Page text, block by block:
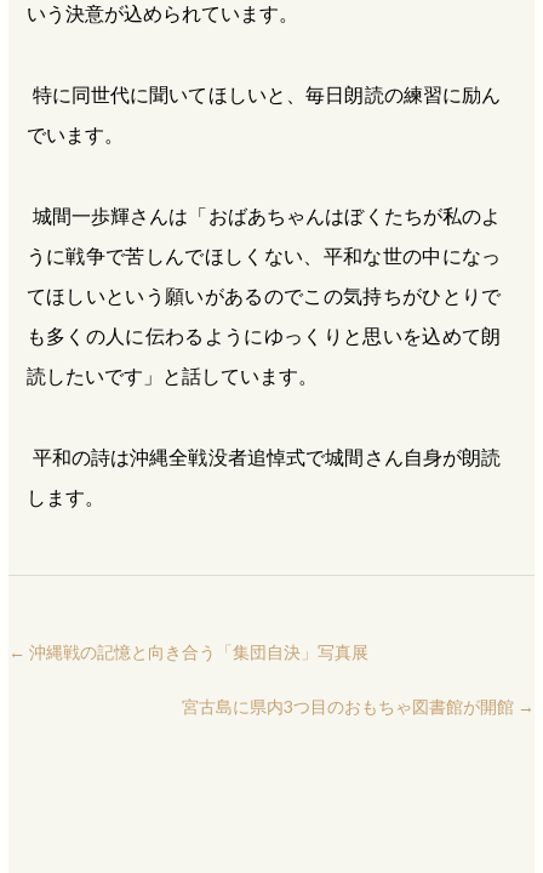
いう決意が込められています。
特に同世代に聞いてほしいと、毎日朗読の練習に励ん
でいます。
城間一歩輝さんは「おばあちゃんはぼくたちが私のよ
うに戦争で苦しんでほしくない、平和な世の中になっ
てほしいという願いがあるのでこの気持ちがひとりで
も多くの人に伝わるようにゆっくりと思いを込めて朗
読したいです」と話しています。
平和の詩は沖縄全戦没者追悼式で城間さん自身が朗読
します。
← 沖縄戦の記憶と向き合う「集団自決」写真展
宮古島に県内3つ目のおもちゃ図書館が開館 →